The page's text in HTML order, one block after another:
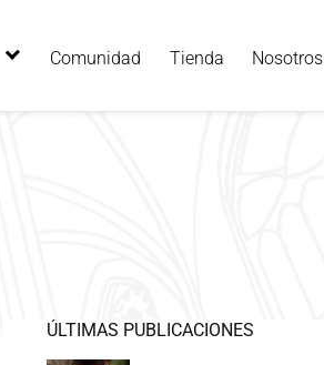
Comunidad Tienda Nosotros
ÚLTIMAS PUBLICACIONES